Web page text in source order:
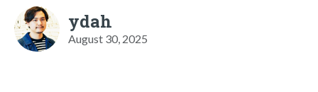
ydah
August 30, 2025